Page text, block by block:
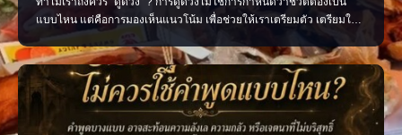
แบบไหน แต่คือการมองเห็นแนวโน้ม เพื่อช่วยให้เราเตรียมตัว เตรียมใจ
และตัดสินใจได้อย่างมีสติมากขึ้น มองเห็นจังหวะสำคัญของชีวิต วางแผน
เรื่องงาน การเงิน และความรัก เติมกำลังใจในวันที่รู้สึกสับสน ช่วยให้เดิน
หน้าต่อได้อย่างมั่นใจ เพราะเมื่อเรารู